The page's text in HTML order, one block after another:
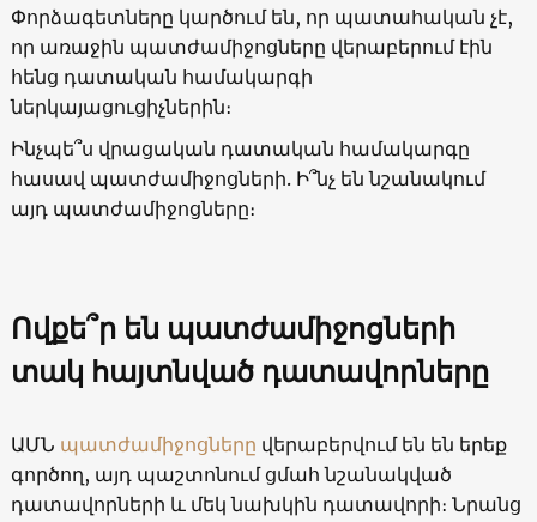
Փորձագետները կարծում են, որ պատահական չէ,
որ առաջին պատժամիջոցները վերաբերում էին
հենց դատական ​​համակարգի
ներկայացուցիչներին։
Ինչպե՞ս վրացական դատական ​​համակարգը
հասավ պատժամիջոցների. Ի՞նչ են նշանակում
այդ պատժամիջոցները։
Ովքե՞ր են պատժամիջոցների
տակ հայտնված դատավորները
ԱՄՆ պատժամիջոցները վերաբերվում են են երեք
գործող, այդ պաշտոնում ցմահ նշանակված
դատավորների և մեկ նախկին դատավորի։ Նրանց